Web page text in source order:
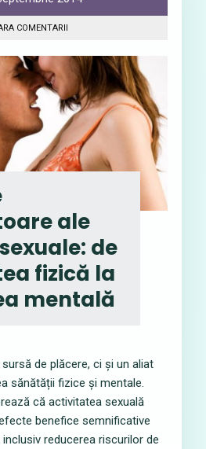
COMENTARII
ale
de
fizică la
mentală
de plăcere, ci și un aliat
sănătății fizice și mentale.
că activitatea sexuală
benefice semnificative
reducerea riscurilor de